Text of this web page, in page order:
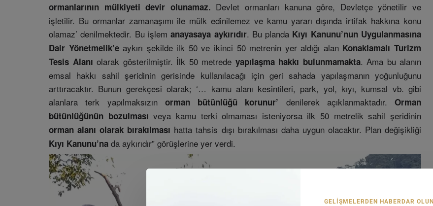
ormanlarının mülkiyeti devir olunamaz. Devlet ormanları kanuna göre, Devletçe yönetilir ve
işletilir. Bu ormanlar zamanaşımı ile mülk edinilemez ve kamu yararı dışında irtifak hakkına konu
olamaz’ denilmektedir. Bu işlemanayasaya aykırıdır. Bu planda Kıyı Kanunu’nun Uygulanmasına
Dair Yönetmelik’eaykırı şekilde ilk 50 ve ikinci 50 metrenin yer aldığı alan Konaklamalı Turizm
Tesis Alanı olarak gösterilmiştir. İlk 50 metrede yapılaşma hakkı bulunmamakta. Ama bu alanın
emsal hakkı sahil şeridinin gerisinde kullanılacağı için geri sahada yapılaşmanın yoğunluğunu
arttıracaktır. Bunun gerekçesi olarak; ‘… kamu alanı kesintileri, park, yol, kıyı, kumsal vb. gibi
alanlara terk yapılmaksızın orman bütünlüğü korunur’ denilerek açıklanmaktadır. Orman
bütünlüğünün bozulması veya kamu terki olmaması isteniyorsa ilk 50 metrelik sahil şeridinin
orman alanı olarak bırakılması hatta tahsis dışı bırakılması daha uygun olacaktır. Plan değişikliği
Kıyı Kanunu’na da aykırıdır” görüşlerine yer verdi.
GELIŞMELERDEN HABERDAR OLUN